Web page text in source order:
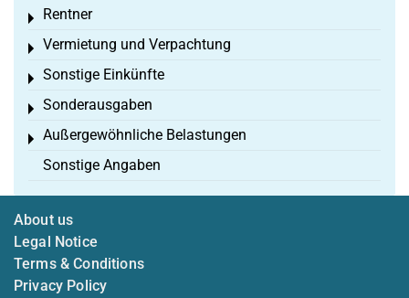
Rentner
Toggle menu
Vermietung und Verpachtung
Toggle menu
Sonstige Einkünfte
Toggle menu
Sonderausgaben
Toggle menu
Außergewöhnliche Belastungen
Toggle menu
Sonstige Angaben
About us
Legal Notice
Terms & Conditions
Privacy Policy